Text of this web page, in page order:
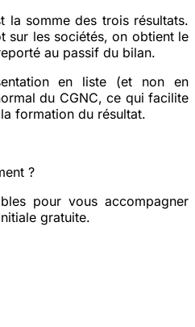
la somme des trois résultats.
sur les sociétés, on obtient le
au passif du bilan.
en liste (et non en
du CGNC, ce qui facilite
formation du résultat.
?
pour vous accompagner
gratuite.